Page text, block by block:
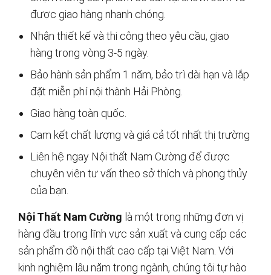
được giao hàng nhanh chóng.
Nhận thiết kế và thi công theo yêu cầu, giao
hàng trong vòng 3-5 ngày.
Bảo hành sản phẩm 1 năm, bảo trì dài hạn và lắp
đặt miễn phí nội thành Hải Phòng.
Giao hàng toàn quốc.
Cam kết chất lượng và giá cả tốt nhất thị trường
Liên hệ ngay Nội thất Nam Cường để được
chuyên viên tư vấn theo sở thích và phong thủy
của bạn.
Nội Thất Nam Cường là một trong những đơn vị
hàng đầu trong lĩnh vực sản xuất và cung cấp các
sản phẩm đồ nội thất cao cấp tại Việt Nam. Với
kinh nghiệm lâu năm trong ngành, chúng tôi tự hào